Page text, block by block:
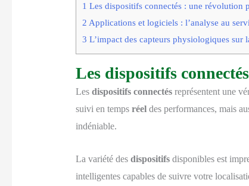
1 Les dispositifs connectés : une révolution
2 Applications et logiciels : l’analyse au
3 L’impact des capteurs physiologiques sur
Les dispositifs
Les dispositifs connectésreprésentent une
suivi en temps réeldes performances, mais
indéniable.
La variété des dispositifsdisponibles est
intelligentes capables de suivre votre